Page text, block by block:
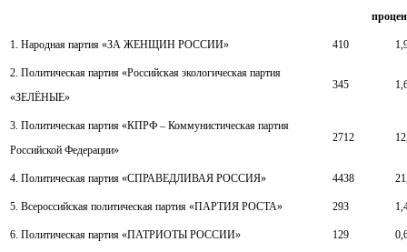
1. Народная партия «ЗА ЖЕНЩИН РОССИИ» 410
2. Политическая партия «Российская экологическая партия
«ЗЕЛЁНЫЕ»
345
3. Политическая партия «КПРФ – Коммунистическая партия
Российской Федерации»
2712
4. Политическая партия «СПРАВЕДЛИВАЯ РОССИЯ» 4438
5. Всероссийская политическая партия «ПАРТИЯ РОСТА» 293
6. Политическая партия «ПАТРИОТЫ РОССИИ» 129